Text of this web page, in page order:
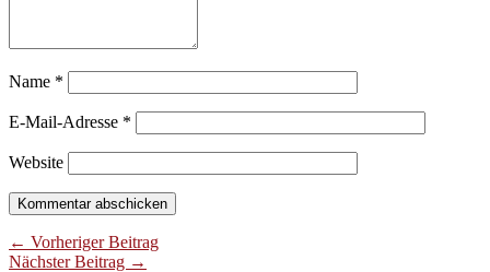
Name *
E-Mail-Adresse *
Website
← Vorheriger Beitrag
Nächster Beitrag →